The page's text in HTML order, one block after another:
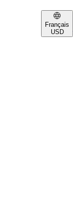
Français
USD